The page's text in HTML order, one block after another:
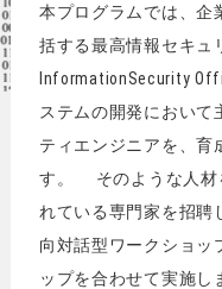
本プログラムでは、企
括する最高情報セキュ
InformationSecurity
ステムの開発において
ティエンジニアを、育
す。 そのような人材
れている専門家を招聘
向対話型ワークショッ
ップを合わせて実施し